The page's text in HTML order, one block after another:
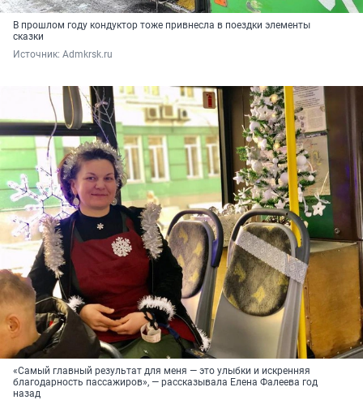
В прошлом году кондуктор тоже привнесла в поездки элементы
сказки
Источник: Admkrsk.ru
«Самый главный результат для меня — это улыбки и искренняя
благодарность пассажиров», — рассказывала Елена Фалеева год
назад